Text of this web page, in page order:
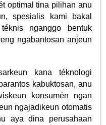
optimal tina pilihan anu
spesialis kami bakal
nganggo bentuk
ngabantosan anjeun
kana téknologi
kabuktosan, anu
konsumén ngan
ngajadikeun otomatis
aya dina perusahaan